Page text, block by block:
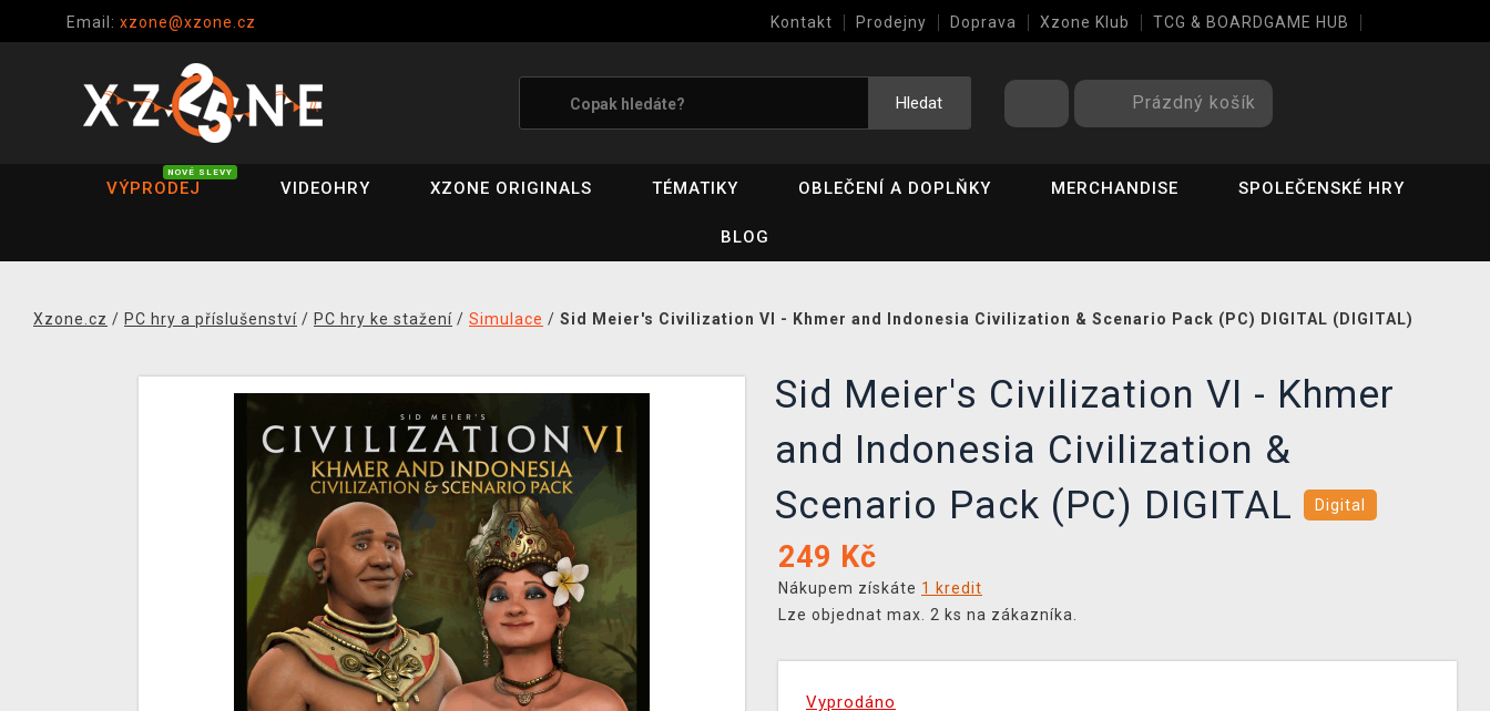
Email: xzone@xzone.cz Kontakt Prodejny Doprava Xzone Klub TCG & BOARDGAME HUB
Hledat Prázdný košík
VÝPRODEJ
NOVÉ SLEVY
VIDEOHRY XZONE ORIGINALS TÉMATIKY OBLEČENÍ A DOPLŇKY MERCHANDISE SPOLEČENSKÉ HRY
BLOG
Xzone.cz / PC hry a příslušenství / PC hry ke stažení / Simulace / Sid Meier's Civilization VI - Khmer and Indonesia Civilization & Scenario Pack (PC) DIGITAL (DIGITAL)
Sid Meier's Civilization VI - Khmer
and Indonesia Civilization &
Scenario Pack (PC) DIGITAL
Digital
249 Kč
Nákupem získáte 1 kredit
Lze objednat max. 2 ks na zákazníka.
Vyprodáno